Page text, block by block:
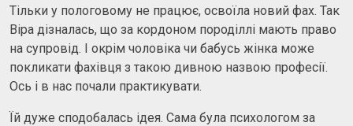
Тільки у пологовому не працює, освоїла новий фах. Так
Віра дізналась, що за кордоном породіллі мають право
на супровід. І окрім чоловіка чи бабусь жінка може
покликати фахівця з такою дивною назвою професії.
Ось і в нас почали практикувати.
Їй дуже сподобалась ідея. Сама була психологом за